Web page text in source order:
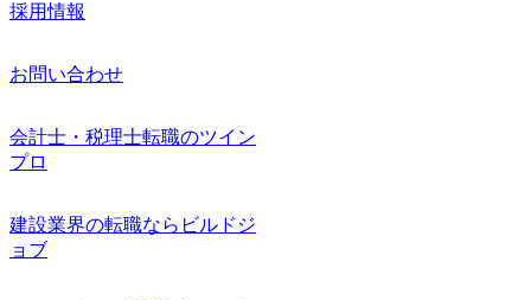
採用情報
お問い合わせ
会計士・税理士転職のツイン
プロ
建設業界の転職ならビルドジ
ョブ